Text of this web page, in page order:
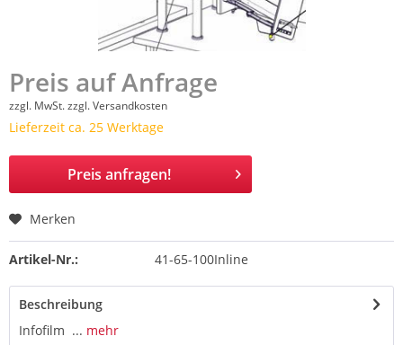
Preis auf Anfrage
zzgl. MwSt.zzgl. Versandkosten
Lieferzeit ca. 25 Werktage
Preis anfragen!
Merken
Artikel-Nr.: 41-65-100Inline
Beschreibung
Infofilm ... mehr